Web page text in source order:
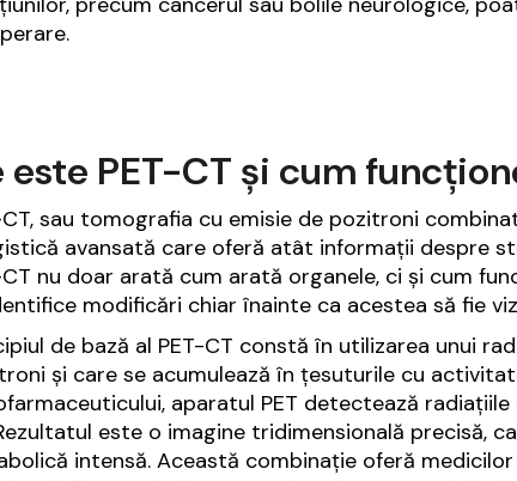
este PET-CT și cum
CT, sau tomografia cu emisie de pozitroni
avansată care oferă atât informații despre
CT nu doar arată cum arată organele, ci și cum
modificări chiar înainte ca acestea să fie
de bază al PET-CT constă în utilizarea unui
și care se acumulează în țesuturile cu
aparatul PET detectează
este o imagine tridimensională precisă,
intensă. Această combinație oferă